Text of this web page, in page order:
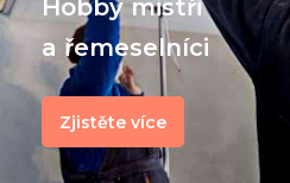
Hobby mistři
a řemeselníci
Zjistěte více